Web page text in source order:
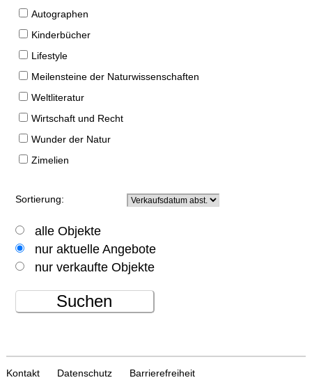
Autographen
Kinderbücher
Lifestyle
Meilensteine der Naturwissenschaften
Weltliteratur
Wirtschaft und Recht
Wunder der Natur
Zimelien
Sortierung:
alle Objekte
nur aktuelle Angebote
nur verkaufte Objekte
Suchen
Kontakt Datenschutz Barrierefreiheit